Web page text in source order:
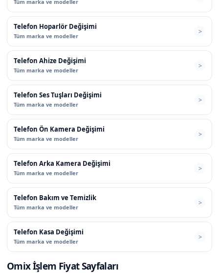
Tüm marka ve modeller
Telefon Hoparlör Değişimi
Tüm marka ve modeller
Telefon Ahize Değişimi
Tüm marka ve modeller
Telefon Ses Tuşları Değişimi
Tüm marka ve modeller
Telefon Ön Kamera Değişimi
Tüm marka ve modeller
Telefon Arka Kamera Değişimi
Tüm marka ve modeller
Telefon Bakım ve Temizlik
Tüm marka ve modeller
Telefon Kasa Değişimi
Tüm marka ve modeller
Omix İşlem Fiyat Sayfaları